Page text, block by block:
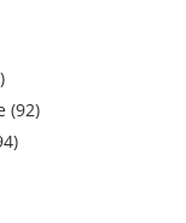
(92)